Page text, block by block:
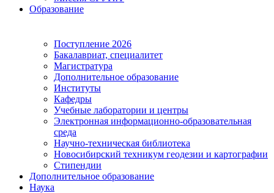
Образование
Поступление 2026
Бакалавриат, специалитет
Магистратура
Дополнительное образование
Институты
Кафедры
Учебные лаборатории и центры
Электронная информационно-образовательная
среда
Научно-техническая библиотека
Новосибирский техникум геодезии и картографии
Стипендии
Дополнительное образование
Наука